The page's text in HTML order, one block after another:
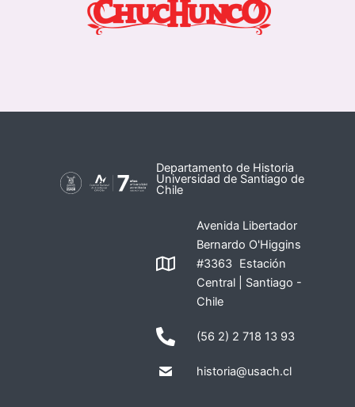
Departamento de Historia
Universidad de Santiago de
Chile
Avenida Libertador
Bernardo O'Higgins
#3363 Estación
Central | Santiago -
Chile
(56 2) 2 718 13 93
historia@usach.cl